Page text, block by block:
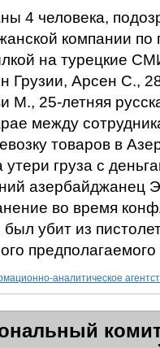
4 человека,
компании по
на турецкие
Грузии, Арсен С.,
М., 25-летняя
между
товаров в
утери груза с
азербайджанец
во время
был убит из
аналитическое